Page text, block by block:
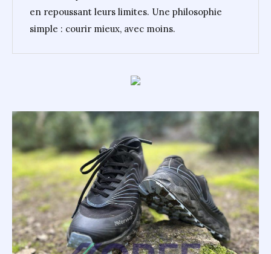
en repoussant leurs limites. Une philosophie
simple : courir mieux, avec moins.